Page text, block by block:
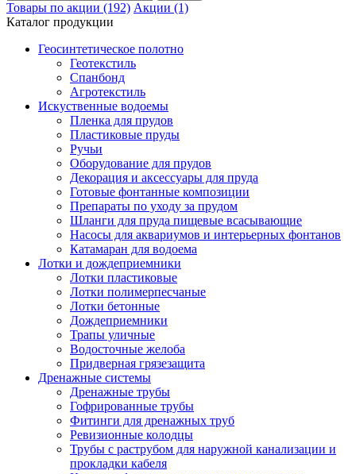
Товары по акции (192) Акции (1)
Каталог продукции
Геосинтетическое полотно
Геотекстиль
Спанбонд
Агротекстиль
Искуственные водоемы
Пленка для прудов
Пластиковые пруды
Ручьи
Оборудование для прудов
Декорация и аксессуары для пруда
Готовые фонтанные композиции
Препараты по уходу за прудом
Шланги для пруда пищевые всасывающие
Насосы для аквариумов и интерьерных фонтанов
Катамаран для водоема
Лотки и дождеприемники
Лотки пластиковые
Лотки полимерпесчаные
Лотки бетонные
Дождеприемники
Трапы уличные
Водосточные желоба
Придверная грязезащита
Дренажные системы
Дренажные трубы
Гофрированные трубы
Фитинги для дренажных труб
Ревизионные колодцы
Трубы с раструбом для наружной канализации и
прокладки кабеля